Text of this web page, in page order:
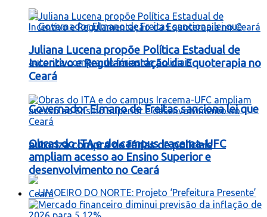
Governador Elmano de Freitas sanciona lei que
autoriza compra de férias de policiais
Juliana Lucena propõe Política Estadual de
Incentivo e Regulamentação da Equoterapia no
Ceará
Obras do ITA e do campus Iracema-UFC
ampliam acesso ao Ensino Superior e
desenvolvimento no Ceará
Ceará